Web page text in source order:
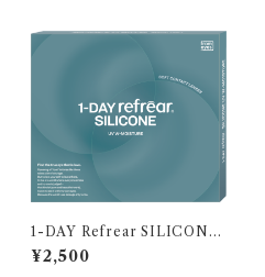
度あり 度なし 水光レンズ 固定
1-DAY Refrear SILICONE
UV W-Moisture （ワンデーリ
フレア シリコーン ユーブイ ダブ
¥2,500